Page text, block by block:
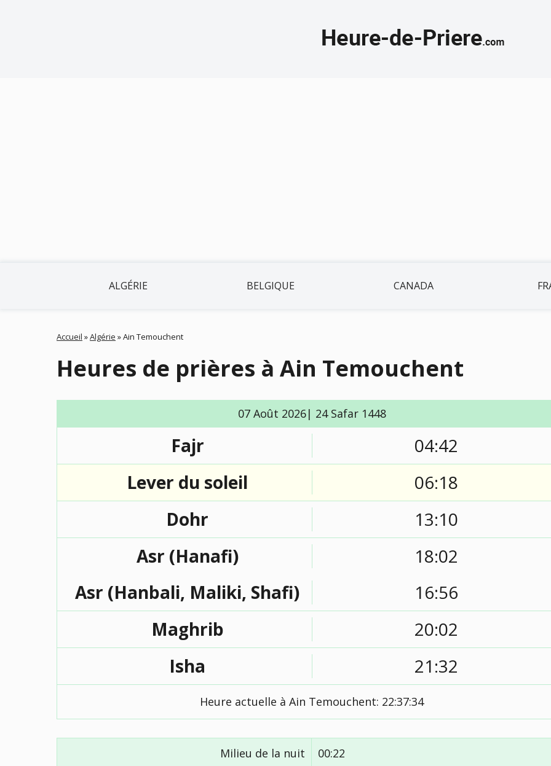
ALGÉRIE BELGIQUE CANADA
Accueil »Algérie »Ain Temouchent
Heures de prières à Ain Temouchent
07 Août 2026| 24 Safar 1448
Fajr
04:42
Lever du soleil
06:18
Dohr
13:10
Asr (Hanafi)
18:02
Asr (Hanbali, Maliki, Shafi)
16:56
Maghrib
20:02
Isha
21:32
Heure actuelle à Ain Temouchent: 22:37:35
Milieu de la nuit 00:22